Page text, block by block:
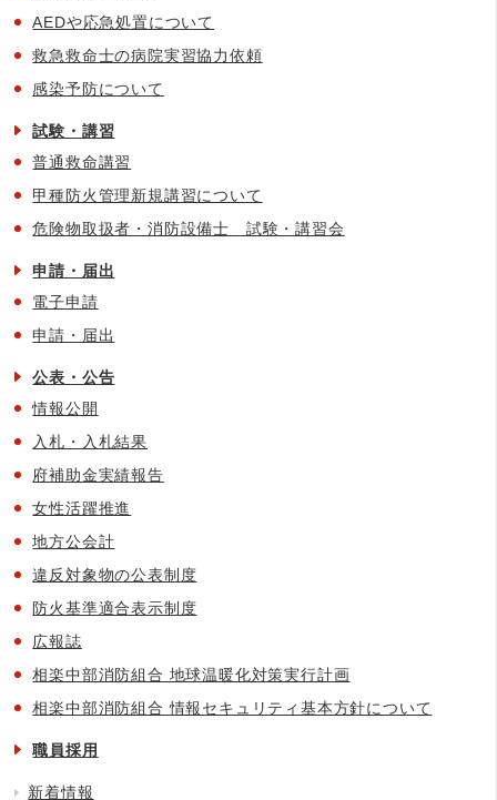
AEDや応急処置について
救急救命士の病院実習協力依頼
感染予防について
試験・講習
普通救命講習
甲種防火管理新規講習について
危険物取扱者・消防設備士 試験・講習会
申請・届出
電子申請
申請・届出
公表・公告
情報公開
入札・入札結果
府補助金実績報告
女性活躍推進
地方公会計
違反対象物の公表制度
防火基準適合表示制度
広報誌
相楽中部消防組合 地球温暖化対策実行計画
相楽中部消防組合 情報セキュリティ基本方針について
職員採用
新着情報